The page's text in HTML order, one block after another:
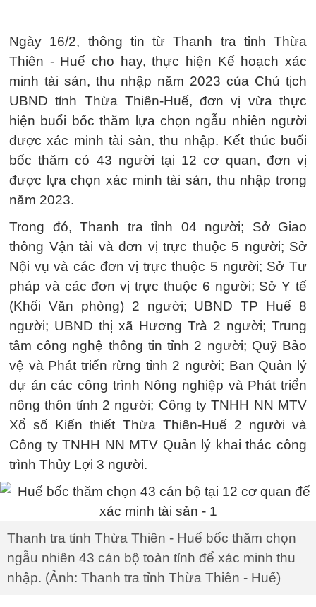
Ngày 16/2, thông tin từ Thanh tra tỉnh Thừa
Thiên - Huế cho hay, thực hiện Kế hoạch xác
minh tài sản, thu nhập năm 2023 của Chủ tịch
UBND tỉnh Thừa Thiên-Huế, đơn vị vừa thực
hiện buổi bốc thăm lựa chọn ngẫu nhiên người
được xác minh tài sản, thu nhập. Kết thúc buổi
bốc thăm có 43 người tại 12 cơ quan, đơn vị
được lựa chọn xác minh tài sản, thu nhập trong
năm 2023.
Trong đó, Thanh tra tỉnh 04 người; Sở Giao
thông Vận tải và đơn vị trực thuộc 5 người; Sở
Nội vụ và các đơn vị trực thuộc 5 người; Sở Tư
pháp và các đơn vị trực thuộc 6 người; Sở Y tế
(Khối Văn phòng) 2 người; UBND TP Huế 8
người; UBND thị xã Hương Trà 2 người; Trung
tâm công nghệ thông tin tỉnh 2 người; Quỹ Bảo
vệ và Phát triển rừng tỉnh 2 người; Ban Quản lý
dự án các công trình Nông nghiệp và Phát triển
nông thôn tỉnh 2 người; Công ty TNHH NN MTV
Xổ số Kiến thiết Thừa Thiên-Huế 2 người và
Công ty TNHH NN MTV Quản lý khai thác công
trình Thủy Lợi 3 người.
Thanh tra tỉnh Thừa Thiên - Huế bốc thăm chọn
ngẫu nhiên 43 cán bộ toàn tỉnh để xác minh thu
nhập. (Ảnh: Thanh tra tỉnh Thừa Thiên - Huế)